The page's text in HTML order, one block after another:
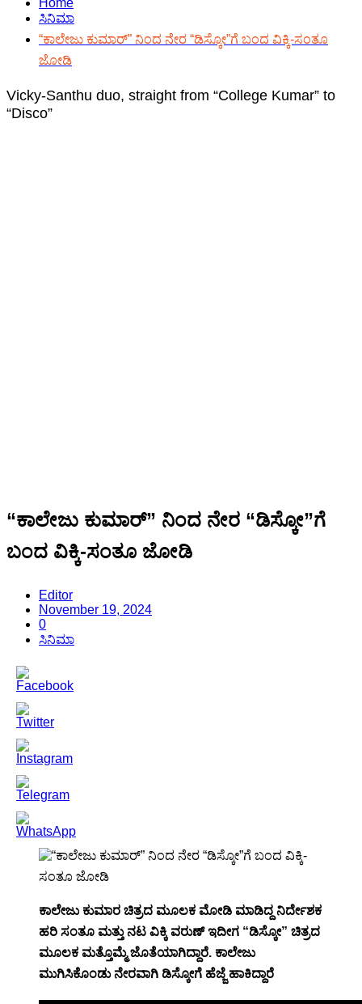
Home
ಸಿನಿಮಾ
“ಕಾಲೇಜು ಕುಮಾರ್” ನಿಂದ ನೇರ “ಡಿಸ್ಕೋ”ಗೆ ಬಂದ ವಿಕ್ಕಿ-ಸಂತೂ
ಜೋಡಿ
Vicky-Santhu duo, straight from “College Kumar” to
“Disco”
“ಕಾಲೇಜು ಕುಮಾರ್” ನಿಂದ ನೇರ “ಡಿಸ್ಕೋ”ಗೆ
ಬಂದ ವಿಕ್ಕಿ-ಸಂತೂ ಜೋಡಿ
Editor
November 19, 2024
0
ಸಿನಿಮಾ
ಕಾಲೇಜು ಕುಮಾರ ಚಿತ್ರದ ಮೂಲಕ ಮೋಡಿ ಮಾಡಿದ್ದ ನಿರ್ದೇಶಕ
ಹರಿ ಸಂತೂ ಮತ್ತು ನಟ ವಿಕ್ಕಿ ವರುಣ್ ಇದೀಗ “ಡಿಸ್ಕೋ” ಚಿತ್ರದ
ಮೂಲಕ ಮತ್ತೊಮ್ಮೆ ಜೊತೆಯಾಗಿದ್ದಾರೆ. ಕಾಲೇಜು
ಮುಗಿಸಿಕೊಂಡು ನೇರವಾಗಿ ಡಿಸ್ಕೋಗೆ ಹೆಜ್ಜೆ ಹಾಕಿದ್ದಾರೆ